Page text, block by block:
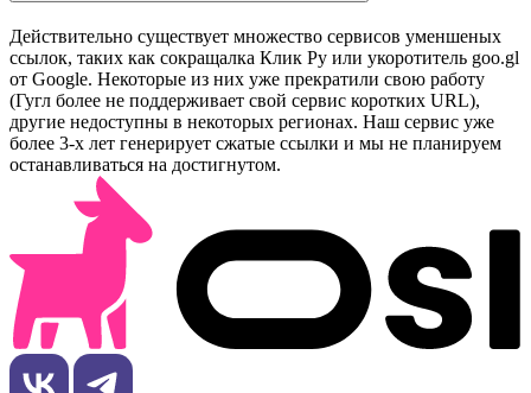
Действительно существует множество сервисов уменшеных
ссылок, таких как сокращалка Клик Ру или укоротитель goo.gl
от Google. Некоторые из них уже прекратили свою работу
(Гугл более не поддерживает свой сервис коротких URL),
другие недоступны в некоторых регионах. Наш сервис уже
более 3-х лет генерирует сжатые ссылки и мы не планируем
останавливаться на достигнутом.